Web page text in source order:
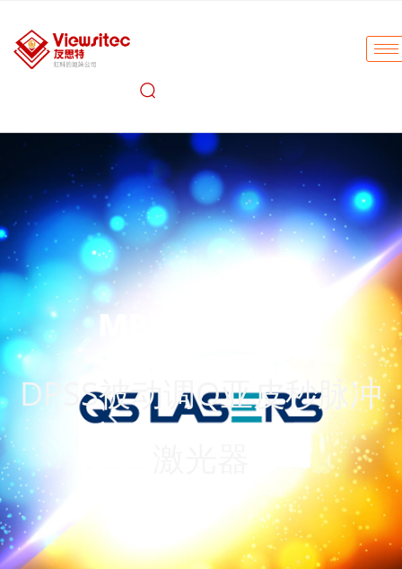
MPL2510系列
DPSS被动调Q亚皮秒脉冲